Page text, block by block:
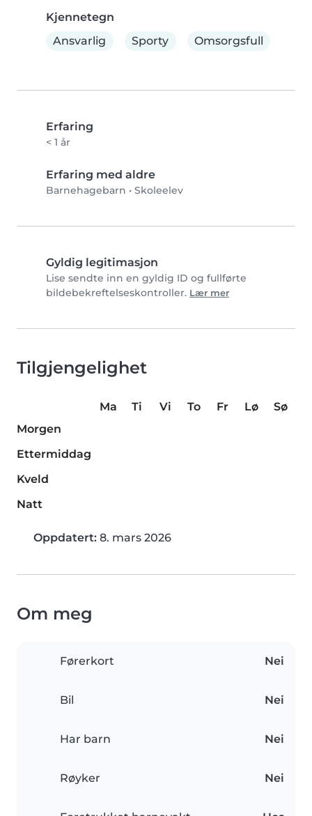
Kjennetegn
Ansvarlig
Sporty Omsorgsfull
Erfaring
< 1 år
Erfaring med aldre
Barnehagebarn • Skoleelev
Gyldig legitimasjon
Lise sendte inn en gyldig ID og fullførte
bildebekreftelseskontroller. Lær mer
Tilgjengelighet
Ma Ti Vi To Fr Lø
Sø
Morgen
Ettermiddag
Kveld
Natt
Oppdatert: 8. mars 2026
Om meg
Førerkort Nei
Bil Nei
Har barn Nei
Røyker Nei